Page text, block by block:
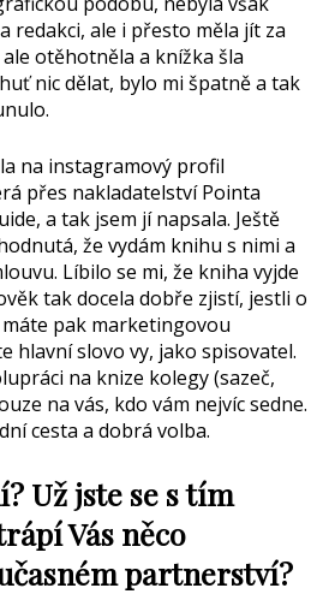
redakci, ale i přesto měla jít za
otěhotněla a knížka šla
nic dělat, bylo mi špatně a tak
na instagramový profil
přes nakladatelství Pointa
a tak jsem jí napsala. Ještě
že vydám knihu s nimi a
Líbilo se mi, že kniha vyjde
tak docela dobře zjistí, jestli o
pak marketingovou
hlavní slovo vy, jako spisovatel.
na knize kolegy (sazeč,
na vás, kdo vám nejvíc sedne.
cesta a dobrá volba.
Už jste se s tím
Vás něco
partnerství?